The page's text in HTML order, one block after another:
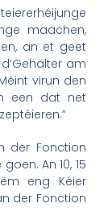
maachen,
an et geet
am
virun den
een dat net
der Fonction
An 10, 15
eng Kéier
der Fonction